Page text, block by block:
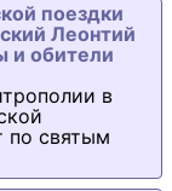
поездки
Леонтий
и обители
в
по святым